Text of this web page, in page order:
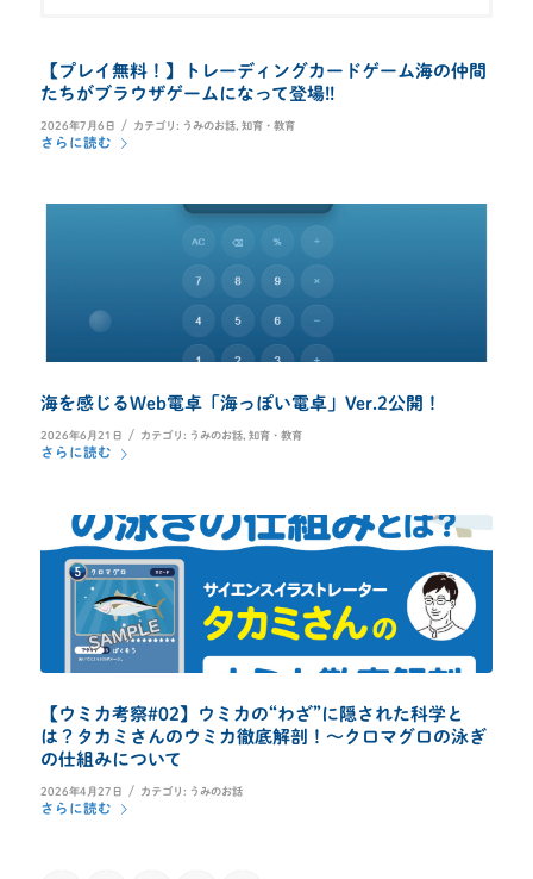
【プレイ無料！】トレーディングカードゲーム海の仲間
たちがブラウザゲームになって登場!!
2026年7月6日 / カテゴリ: うみのお話, 知育・教育
さらに読む
海を感じるWeb電卓「海っぽい電卓」Ver.2公開！
2026年6月21日 / カテゴリ: うみのお話, 知育・教育
さらに読む
【ウミカ考察#02】ウミカの“わざ”に隠された科学と
は？タカミさんのウミカ徹底解剖！～クロマグロの泳ぎ
の仕組みについて
2026年4月27日 / カテゴリ: うみのお話
さらに読む